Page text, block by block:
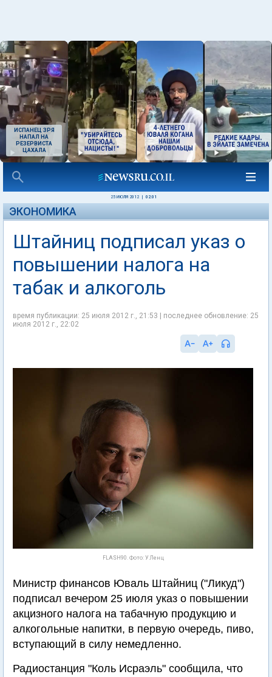
ИСПАНЕЦ ЗРЯ
НАПАЛ НА
РЕЗЕРВИСТА
ЦАХАЛА
25 ИЮЛЯ 2012 02:01
ЭКОНОМИКА
Штайниц подписал указ о
повышении налога на
табак и алкоголь
время публикации: 25 июля 2012 г., 21:53 | последнее обновление: 25
июля 2012 г., 22:02
FLASH90. Фото: У.Ленц
Министр финансов Юваль Штайниц ("Ликуд")
подписал вечером 25 июля указ о повышении
акцизного налога на табачную продукцию и
алкогольные напитки, в первую очередь, пиво,
вступающий в силу немедленно.
Радиостанция "Коль Исраэль" сообщила, что